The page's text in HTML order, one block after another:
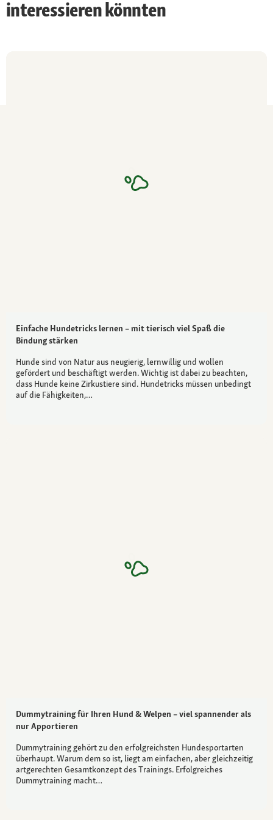
interessieren könnten
Einfache Hundetricks lernen – mit tierisch viel Spaß die
Bindung stärken
Hunde sind von Natur aus neugierig, lernwillig und wollen
gefördert und beschäftigt werden. Wichtig ist dabei zu beachten,
dass Hunde keine Zirkustiere sind. Hundetricks müssen unbedingt
auf die Fähigkeiten,…
Dummytraining für Ihren Hund & Welpen – viel spannender als
nur Apportieren
Dummytraining gehört zu den erfolgreichsten Hundesportarten
überhaupt. Warum dem so ist, liegt am einfachen, aber gleichzeitig
artgerechten Gesamtkonzept des Trainings. Erfolgreiches
Dummytraining macht…